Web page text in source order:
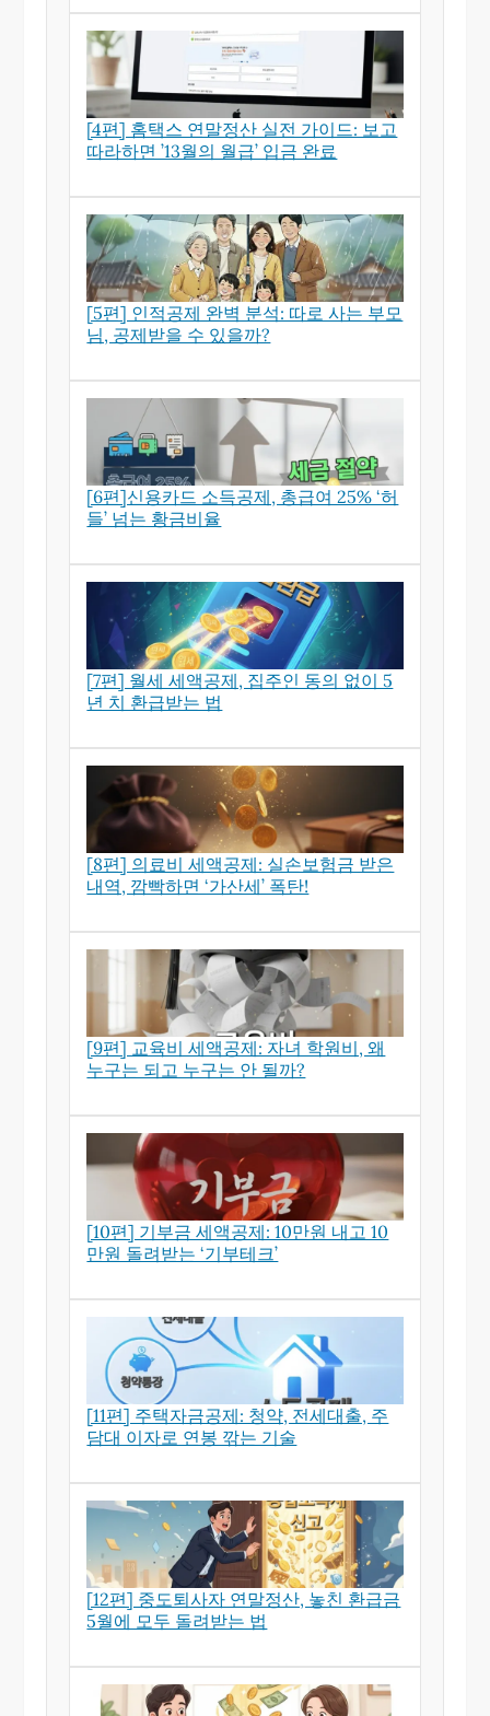
[4편] 홈택스 연말정산 실전 가이드: 보고
따라하면 ’13월의 월급’ 입금 완료
[5편] 인적공제 완벽 분석: 따로 사는 부모
님, 공제받을 수 있을까?
[6편]신용카드 소득공제, 총급여 25% ‘허
들’ 넘는 황금비율
[7편] 월세 세액공제, 집주인 동의 없이 5
년 치 환급받는 법
[8편] 의료비 세액공제: 실손보험금 받은
내역, 깜빡하면 ‘가산세’ 폭탄!
[9편] 교육비 세액공제: 자녀 학원비, 왜
누구는 되고 누구는 안 될까?
[10편] 기부금 세액공제: 10만원 내고 10
만원 돌려받는 ‘기부테크’
[11편] 주택자금공제: 청약, 전세대출, 주
담대 이자로 연봉 깎는 기술
[12편] 중도퇴사자 연말정산, 놓친 환급금
5월에 모두 돌려받는 법